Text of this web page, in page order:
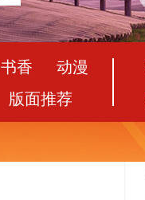
书香
动漫
版面推荐